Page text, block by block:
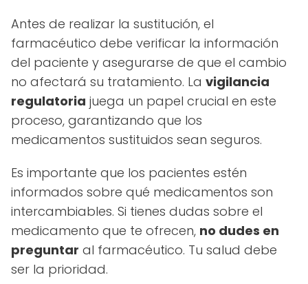
Antes de realizar la sustitución, el
farmacéutico debe verificar la información
del paciente y asegurarse de que el cambio
no afectará su tratamiento. La vigilancia
regulatoria juega un papel crucial en este
proceso, garantizando que los
medicamentos sustituidos sean seguros.
Es importante que los pacientes estén
informados sobre qué medicamentos son
intercambiables. Si tienes dudas sobre el
medicamento que te ofrecen, no dudes en
preguntar al farmacéutico. Tu salud debe
ser la prioridad.